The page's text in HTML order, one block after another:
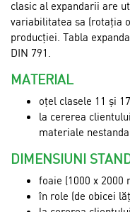
clasic al expandarii are
variabilitatea sa (rotația
producției. Tabla
DIN 791.
MATERIAL
oțel clasele 11 și
la cererea
materiale
DIMENSIUNI
foaie (1000 x 2000
în role (de obicei